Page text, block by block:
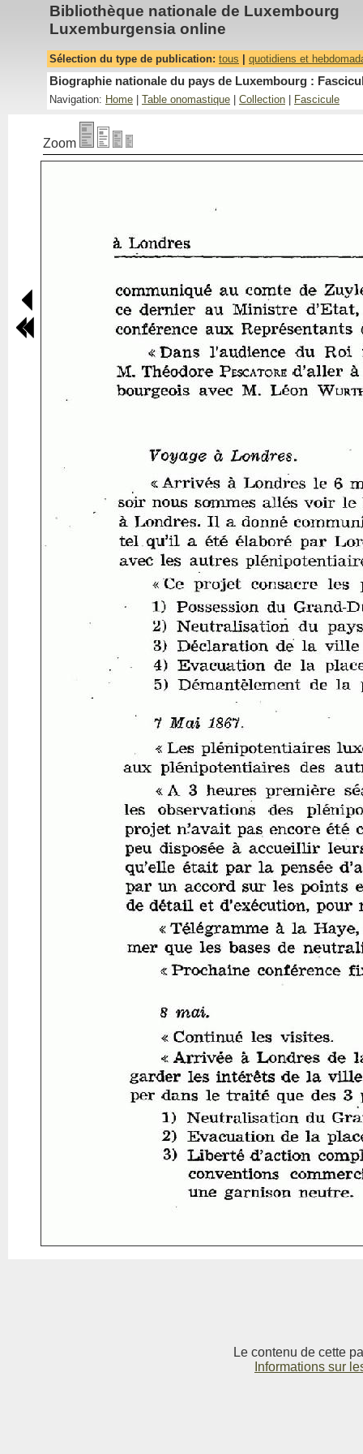
Bibliothèque nationale de Luxembourg
Luxemburgensia online
Sélection du type de publication: tous quotidiens et
Biographie nationale du pays de Luxembourg :
Navigation: Home Table onomastique Collection Fascicule
Zoom
Le contenu de cette
Informations sur